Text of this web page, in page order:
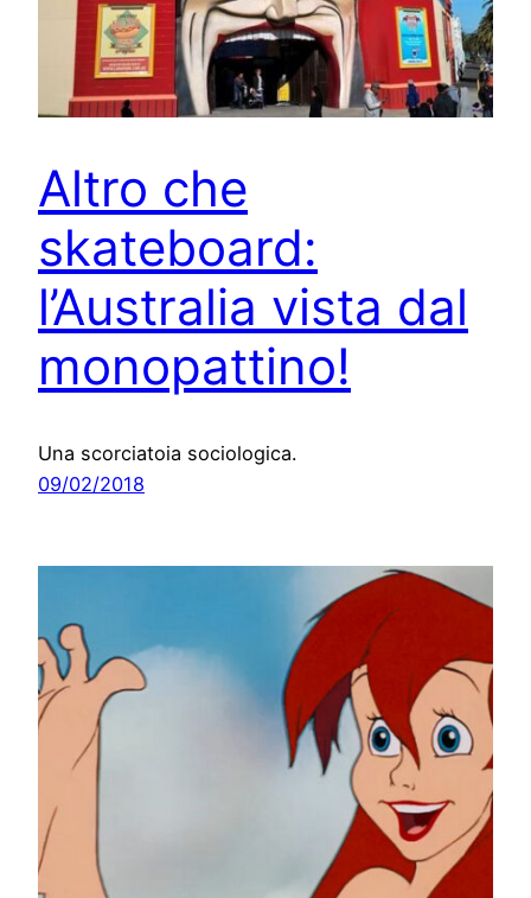
Altro che
skateboard:
l’Australia vista dal
monopattino!
Una scorciatoia sociologica.
09/02/2018